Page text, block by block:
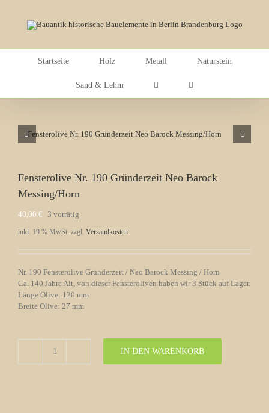
Startseite Holz Metall Naturstein
Sand & Lehm
Fensterolive Nr. 190 Gründerzeit Neo Barock
Messing/Horn
40,00 € 3 vorrätig
inkl. 19 % MwSt. zzgl. Versandkosten
Nr. 190 Fensterolive Gründerzeit / Neo Barock Messing / Horn
Ca. 140 Jahre Alt, von dieser Fensteroliven haben wir 3 Stück auf Lager.
Länge Olive: 120 mm
Breite Olive: 27 mm
Fensterolive
IN DEN WARENKORB